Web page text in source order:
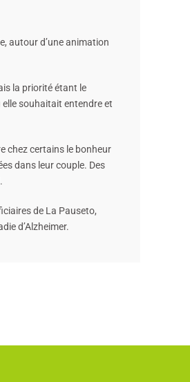
autour d’une animation
la priorité étant le
souhaitait entendre et
chez certains le bonheur
dans leur couple. Des
de La Pauseto,
d’Alzheimer.